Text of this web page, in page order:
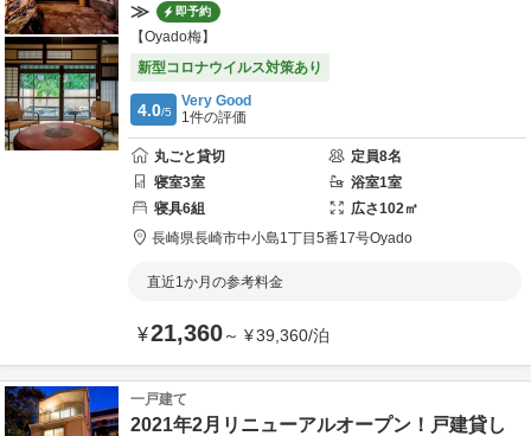
≫
即予約
【Oyado梅】
新型コロナウイルス対策あり
4.0/5
Very Good
1件の評価
丸ごと貸切 定員8名
寝室3室 浴室1室
寝具6組 広さ102㎡
長崎県長崎市中小島1丁目5番17号Oyado
直近1か月の参考料金
¥21,360～ ¥39,360/泊
一戸建て
2021年2月リニューアルオープン！戸建貸し